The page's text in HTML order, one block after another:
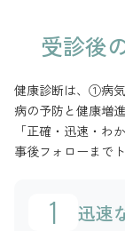
受診後
健康診断は、①病
病の予防と健康増
「正確・迅速・わ
事後フォローまで
迅速